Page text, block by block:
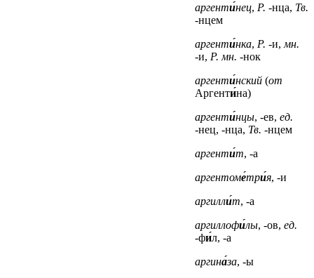
аргенти́нец, Р. -нца, Тв.
-нцем
аргенти́нка, Р. -и, мн.
-и, Р. мн. -нок
аргенти́нский (от
Аргенти́на)
аргенти́нцы, -ев, ед.
-нец, -нца, Тв. -нцем
аргенти́т, -а
аргентоме́три́я, -и
аргилли́т, -а
аргиллофи́лы, -ов, ед.
-фи́л, -а
аргина́за, -ы